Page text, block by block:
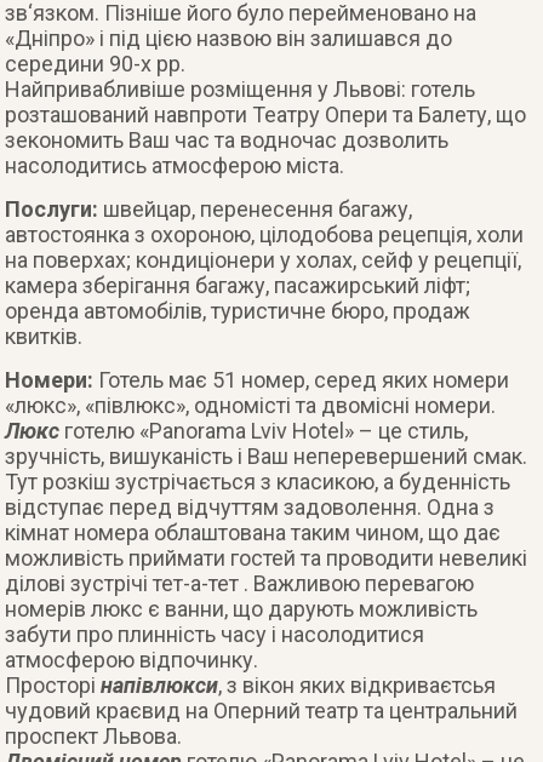
зв‘язком. Пізніше його було перейменовано на
«Дніпро» і під цією назвою він залишався до
середини 90-х рр.
Найпривабливіше розміщення у Львові: готель
розташований навпроти Театру Опери та Балету, що
зекономить Ваш час та водночас дозволить
насолодитись атмосферою міста.
Послуги: швейцар, перенесення багажу,
автостоянка з охороною, цілодобова рецепція, холи
на поверхах; кондиціонери у холах, сейф у рецепції,
камера зберігання багажу, пасажирський ліфт;
оренда автомобілів, туристичне бюро, продаж
квитків.
Номери: Готель має 51 номер, серед яких номери
«люкс», «півлюкс», одномісті та двомісні номери.
Люкс готелю «Panorama Lviv Hotel» – це стиль,
зручність, вишуканість і Ваш неперевершений смак.
Тут розкіш зустрічається з класикою, а буденність
відступає перед відчуттям задоволення. Одна з
кімнат номера облаштована таким чином, що дає
можливість приймати гостей та проводити невеликі
ділові зустрічі тет-а-тет . Важливою перевагою
номерів люкс є ванни, що дарують можливість
забути про плинність часу і насолодитися
атмосферою відпочинку.
Просторінапівлюкси, з вікон яких відкриваєтсья
чудовий краєвид на Оперний театр та центральний
проспект Львова.